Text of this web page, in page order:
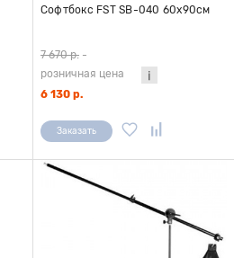
Софтбокс FST SB-040 60x90см
7 670 р. -
розничная цена
6 130 р.
Заказать